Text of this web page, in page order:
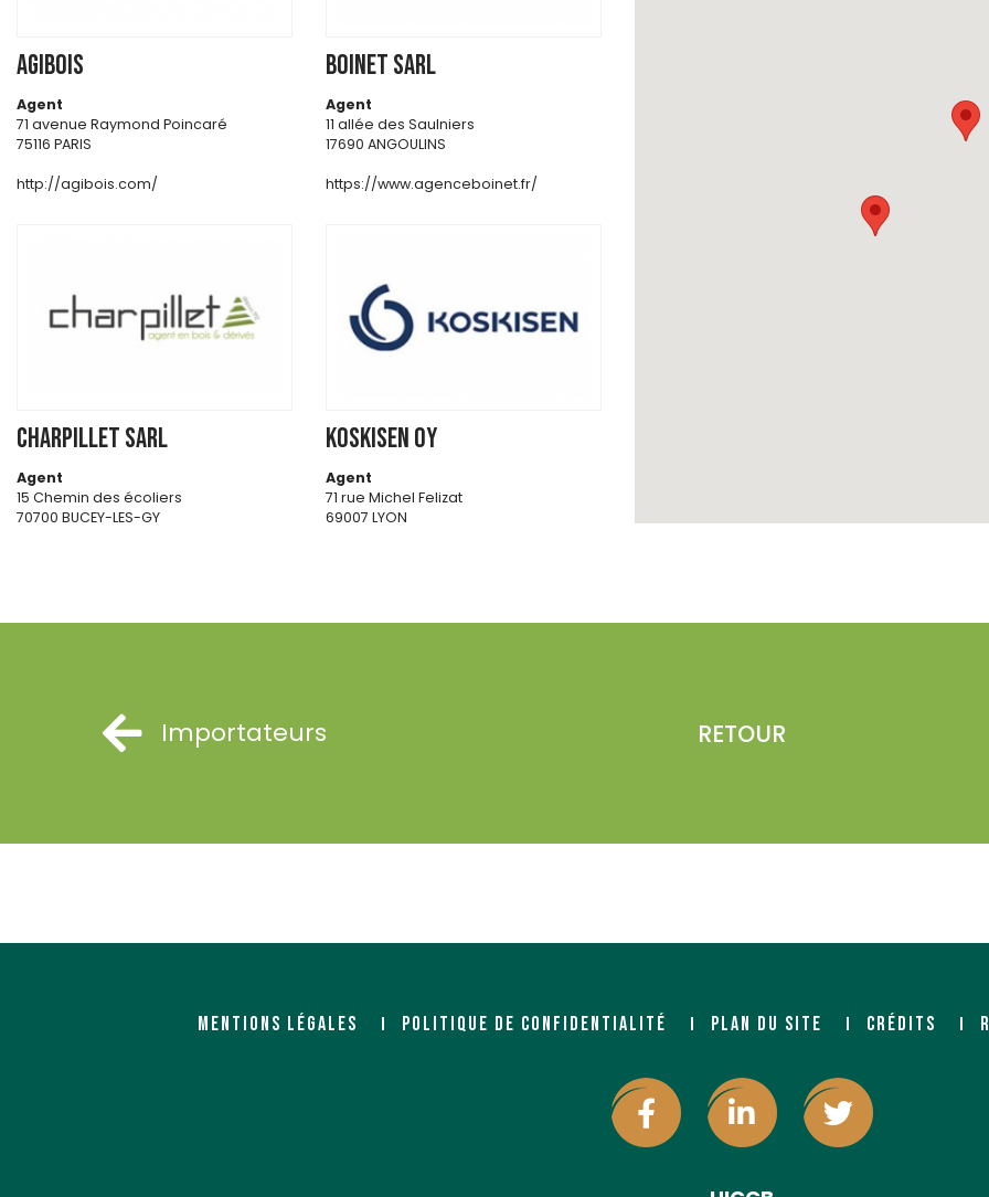
AGIBOIS
Agent
71 avenue Raymond Poincaré
75116 PARIS
http://agibois.com/
BOINET SARL
Agent
11 allée des Saulniers
17690 ANGOULINS
https://www.agenceboinet.fr/
CHARPILLET SARL
Agent
15 Chemin des écoliers
70700 BUCEY-LES-GY
KOSKISEN OY
Agent
71 rue Michel Felizat
69007 LYON
Importateurs RETOUR
MENTIONS LÉGALES POLITIQUE DE CONFIDENTIALITÉ PLAN DU SITE CRÉDITS